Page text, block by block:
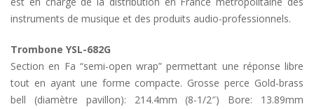
instruments de musique et des produits audio-professionnels.
Trombone YSL-682G
Section en Fa “semi-open wrap” permettant une réponse libre
tout en ayant une forme compacte. Grosse perce Gold-brass
bell (diamètre pavillon): 214.4mm (8-1/2″) Bore: 13.89mm